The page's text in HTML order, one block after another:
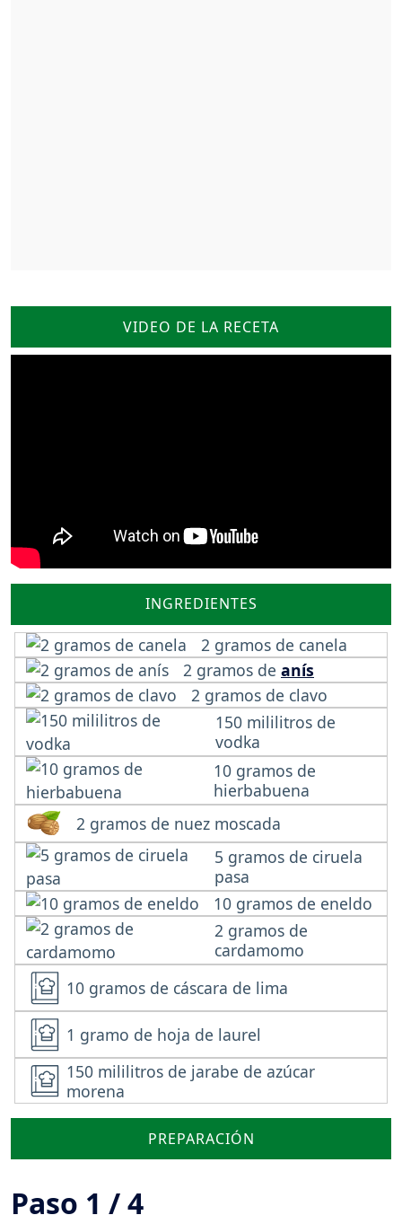
VIDEO DE LA RECETA
INGREDIENTES
2 gramos de canela
2 gramos de anís
2 gramos de clavo
150 mililitros de
vodka
10 gramos de
hierbabuena
2 gramos de nuez moscada
5 gramos de ciruela
pasa
10 gramos de eneldo
2 gramos de
cardamomo
10 gramos de cáscara de lima
1 gramo de hoja de laurel
150 mililitros de jarabe de azúcar
morena
PREPARACIÓN
Paso 1 / 4